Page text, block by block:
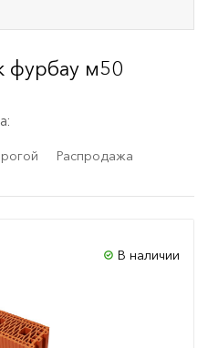
фурбау м50
Распродажа
В наличии